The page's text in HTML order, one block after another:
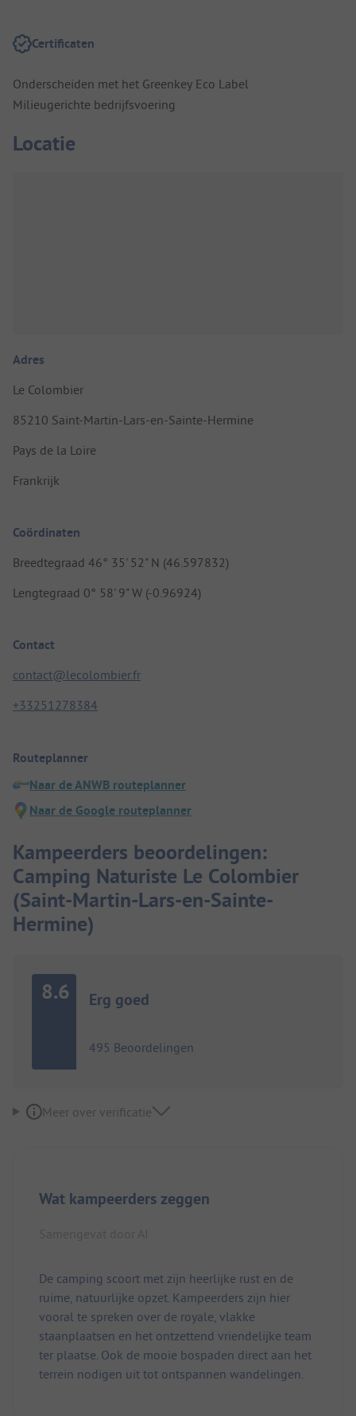
Certificaten
Onderscheiden met het Greenkey Eco Label
Milieugerichte bedrijfsvoering
Locatie
Adres
Le Colombier
85210 Saint-Martin-Lars-en-Sainte-Hermine
Pays de la Loire
Frankrijk
Coördinaten
Breedtegraad 46° 35' 52" N (46.597832)
Lengtegraad 0° 58' 9" W (-0.96924)
Contact
contact@lecolombier.fr
+33251278384
Routeplanner
Naar de ANWB routeplanner
Naar de Google routeplanner
Kampeerders beoordelingen:
Camping Naturiste Le Colombier
(Saint-Martin-Lars-en-Sainte-
Hermine)
8.6 Erg goed
495 Beoordelingen
Meer over verificatie
Wat kampeerders zeggen
De camping scoort met zijn heerlijke rust en de
ruime, natuurlijke opzet. Kampeerders zijn hier
vooral te spreken over de royale, vlakke
staanplaatsen en het ontzettend vriendelijke team
ter plaatse. Ook de mooie bospaden direct aan het
terrein nodigen uit tot ontspannen wandelingen.